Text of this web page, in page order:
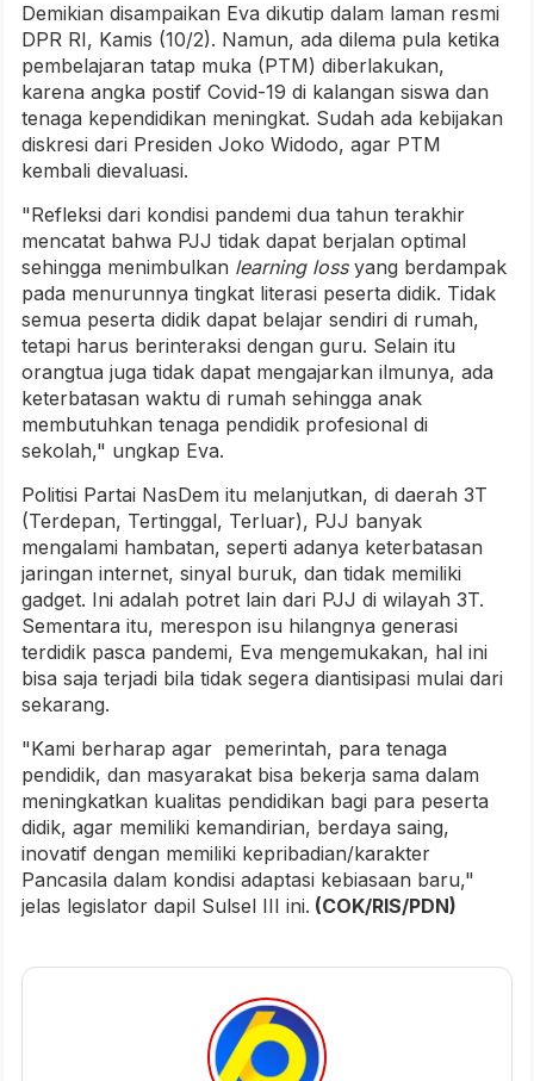
Demikian disampaikan Eva dikutip dalam laman resmi
DPR RI, Kamis (10/2). Namun, ada dilema pula ketika
pembelajaran tatap muka (PTM) diberlakukan,
karena angka postif Covid-19 di kalangan siswa dan
tenaga kependidikan meningkat. Sudah ada kebijakan
diskresi dari Presiden Joko Widodo, agar PTM
kembali dievaluasi.
"Refleksi dari kondisi pandemi dua tahun terakhir
mencatat bahwa PJJ tidak dapat berjalan optimal
sehingga menimbulkan learning lossyang berdampak
pada menurunnya tingkat literasi peserta didik. Tidak
semua peserta didik dapat belajar sendiri di rumah,
tetapi harus berinteraksi dengan guru. Selain itu
orangtua juga tidak dapat mengajarkan ilmunya, ada
keterbatasan waktu di rumah sehingga anak
membutuhkan tenaga pendidik profesional di
sekolah," ungkap Eva.
Politisi Partai NasDem itu melanjutkan, di daerah 3T
(Terdepan, Tertinggal, Terluar), PJJ banyak
mengalami hambatan, seperti adanya keterbatasan
jaringan internet, sinyal buruk, dan tidak memiliki
gadget. Ini adalah potret lain dari PJJ di wilayah 3T.
Sementara itu, merespon isu hilangnya generasi
terdidik pasca pandemi, Eva mengemukakan, hal ini
bisa saja terjadi bila tidak segera diantisipasi mulai dari
sekarang.
"Kami berharap agar pemerintah, para tenaga
pendidik, dan masyarakat bisa bekerja sama dalam
meningkatkan kualitas pendidikan bagi para peserta
didik, agar memiliki kemandirian, berdaya saing,
inovatif dengan memiliki kepribadian/karakter
Pancasila dalam kondisi adaptasi kebiasaan baru,"
jelas legislator dapil Sulsel III ini. (COK/RIS/PDN)